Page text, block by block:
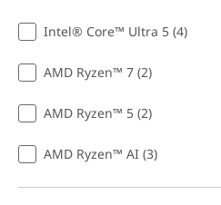
Intel® Core™ Ultra 5 (4)
AMD Ryzen™ 7 (2)
AMD Ryzen™ 5 (2)
AMD Ryzen™ AI (3)